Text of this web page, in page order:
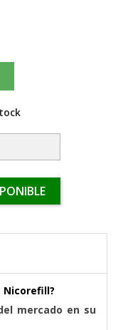
Nicorefill?
mercado en su